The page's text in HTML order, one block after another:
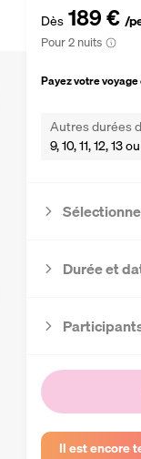
Dès 189 € /
Pour 2 nuits
Payez votre voyage
Autres durées
9, 10, 11, 12, 13
Durée et
Il est encore